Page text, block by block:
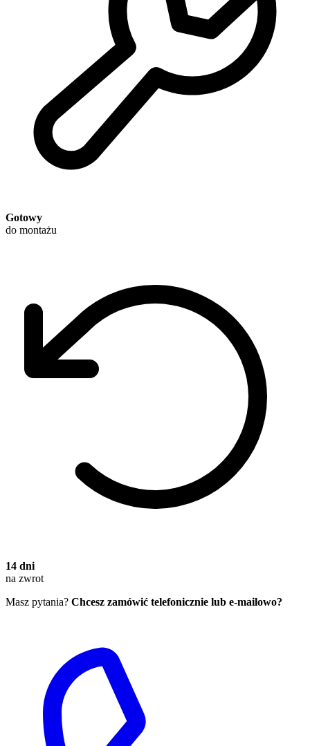
Gotowy
do montażu
14 dni
na zwrot
Masz pytania? Chcesz zamówić telefonicznie lub e-mailowo?